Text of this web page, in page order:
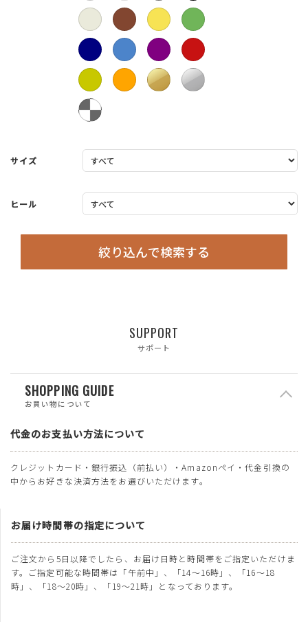
サイズ
ヒール
絞り込んで検索する
SUPPORT
サポート
SHOPPING GUIDE
お買い物について
代金のお支払い方法について
クレジットカード・銀行振込（前払い）・Amazonペイ・代金引換の
中からお好きな決済方法をお選びいただけます。
お届け時間帯の指定について
ご注文から5日以降でしたら、お届け日時と時間帯をご指定いただけま
す。ご指定可能な時間帯は「午前中」、「14～16時」、「16～18
時」、「18～20時」、「19～21時」となっております。